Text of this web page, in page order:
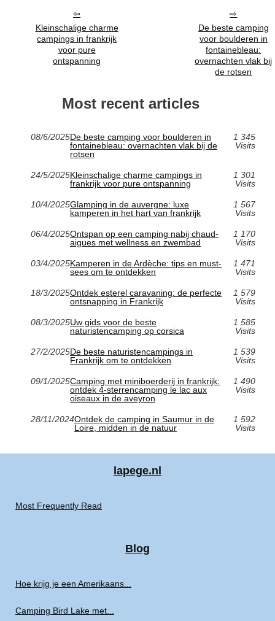
Kleinschalige charme
campings in frankrijk
voor pure
ontspanning
De beste camping
voor boulderen in
fontainebleau:
overnachten vlak bij
de rotsen
Most recent articles
08/6/2025De beste camping voor boulderen in
fontainebleau: overnachten vlak bij de
rotsen
1 345
Visits
24/5/2025Kleinschalige charme campings in
frankrijk voor pure ontspanning
1 301
Visits
10/4/2025Glamping in de auvergne: luxe
kamperen in het hart van frankrijk
1 567
Visits
06/4/2025Ontspan op een camping nabij chaud-
aigues met wellness en zwembad
1 170
Visits
03/4/2025Kamperen in de Ardèche: tips en must-
sees om te ontdekken
1 471
Visits
18/3/2025Ontdek esterel caravaning: de perfecte
ontsnapping in Frankrijk
1 579
Visits
08/3/2025Uw gids voor de beste
naturistencamping op corsica
1 585
Visits
27/2/2025De beste naturistencampings in
Frankrijk om te ontdekken
1 539
Visits
09/1/2025Camping met miniboerderij in frankrijk:
ontdek 4-sterrencamping le lac aux
oiseaux in de aveyron
1 490
Visits
28/11/2024Ontdek de camping in Saumur in de
Loire, midden in de natuur
1 592
Visits
lapege.nl
Most Frequently Read
Blog
Hoe krijg je een Amerikaans...
Camping Bird Lake met...